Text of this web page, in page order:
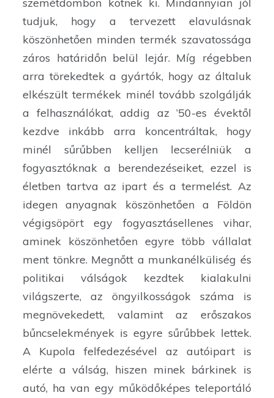
tudjuk, hogy a tervezett elavulásnak
köszönhetően minden termék szavatossága
záros határidőn belül lejár. Míg régebben
arra törekedtek a gyártók, hogy az általuk
elkészült termékek minél tovább szolgálják
a felhasználókat, addig az ’50-es évektől
kezdve inkább arra koncentráltak, hogy
minél sűrűbben kelljen lecserélniük a
fogyasztóknak a berendezéseiket, ezzel is
életben tartva az ipart és a termelést. Az
idegen anyagnak köszönhetően a Földön
végigsöpört egy fogyasztásellenes vihar,
aminek köszönhetően egyre több vállalat
ment tönkre. Megnőtt a munkanélküliség és
politikai válságok kezdtek kialakulni
világszerte, az öngyilkosságok száma is
megnövekedett, valamint az erőszakos
bűncselekmények is egyre sűrűbbek lettek.
A Kupola felfedezésével az autóipart is
elérte a válság, hiszen minek bárkinek is
autó, ha van egy működőképes teleportáló